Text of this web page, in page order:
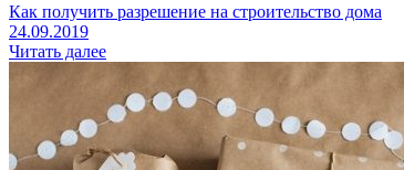
Как получить разрешение на строительство дома
24.09.2019
Читать далее